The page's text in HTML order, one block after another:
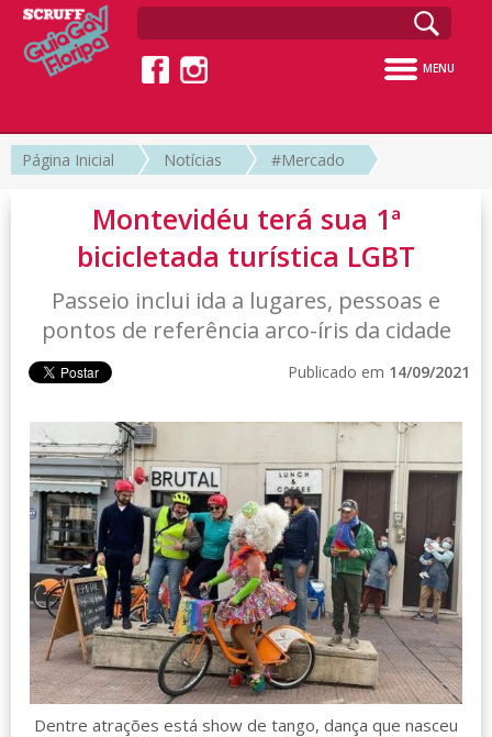
MENU
Página Inicial Notícias #Mercado
Montevidéu terá sua 1ª
bicicletada turística LGBT
Passeio inclui ida a lugares, pessoas e
pontos de referência arco-íris da cidade
Publicado em 14/09/2021
Dentre atrações está show de tango, dança que nasceu